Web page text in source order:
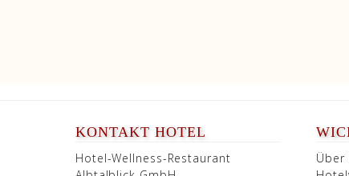
KONTAKT HOTEL
Hotel-Wellness-Restaurant
Über